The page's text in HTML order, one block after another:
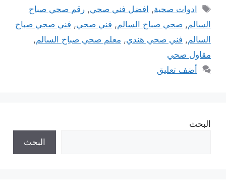
الوسوم
ادوات صحية, افضل فني صحي,رقم صحي صباح
السالم, صحي صباح السالم, فني صحي, فني صحي صباح
السالم, فني صحي هندي, معلم صحي صباح السالم,
مقاول صحي
أضف تعليق
البحث
البحث